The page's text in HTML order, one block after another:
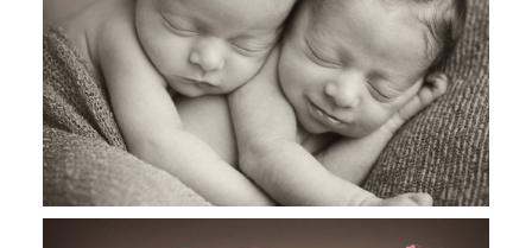
Elsa et Milan 15 jours, séance
nourrisson , photographe nouveau né
Toulouse